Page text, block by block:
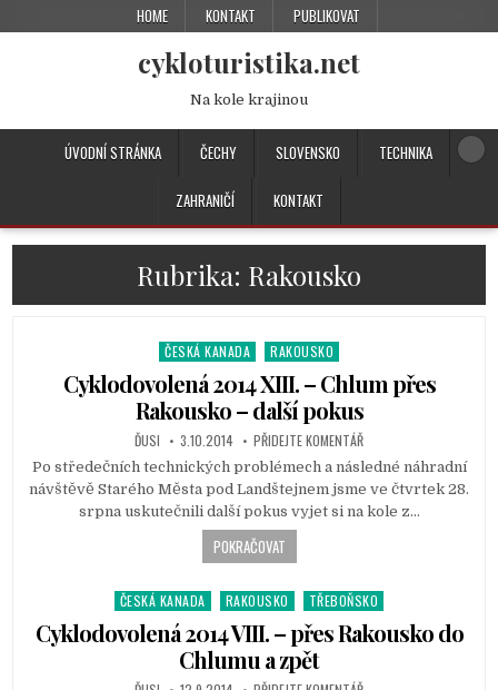
HOME KONTAKT PUBLIKOVAT
cykloturistika.net
Na kole krajinou
ÚVODNÍ STRÁNKA ČECHY SLOVENSKO TECHNIKA
ZAHRANIČÍ KONTAKT
Rubrika: Rakousko
P
o
s
t
d
i
n
ČESKÁ KANADA RAKOUSKO
Cyklodovolená 2014 XIII. – Chlum přes
Rakousko – další pokus
ĎUSI 3.10.2014 PŘIDEJTE KOMENTÁŘ
Po středečních technických problémech a následné náhradní
návštěvě Starého Města pod Landštejnem jsme ve čtvrtek 28.
srpna uskutečnili další pokus vyjet si na kole z…
POKRAČOVAT
P
s
ČESKÁ KANADA RAKOUSKO TŘEBOŇSKO
Cyklodovolená 2014 VIII. – přes Rakousko do
Chlumu a zpět